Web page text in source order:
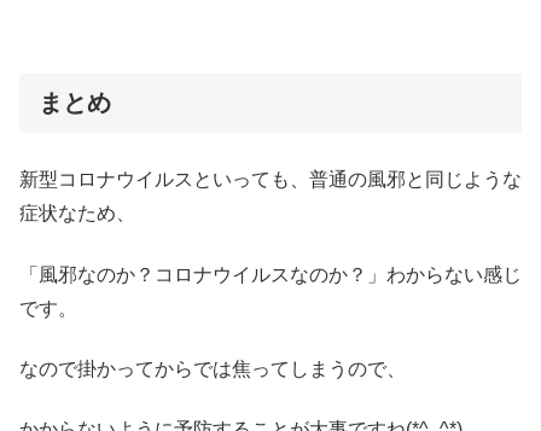
まとめ
新型コロナウイルスといっても、普通の風邪と同じような
症状なため、
「風邪なのか？コロナウイルスなのか？」わからない感じ
です。
なので掛かってからでは焦ってしまうので、